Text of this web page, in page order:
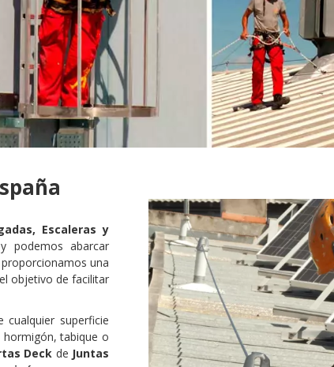
Escaleras y
podemos abarcar
una
objetivo de facilitar
cualquier superficie
tabique o
Deck de Juntas